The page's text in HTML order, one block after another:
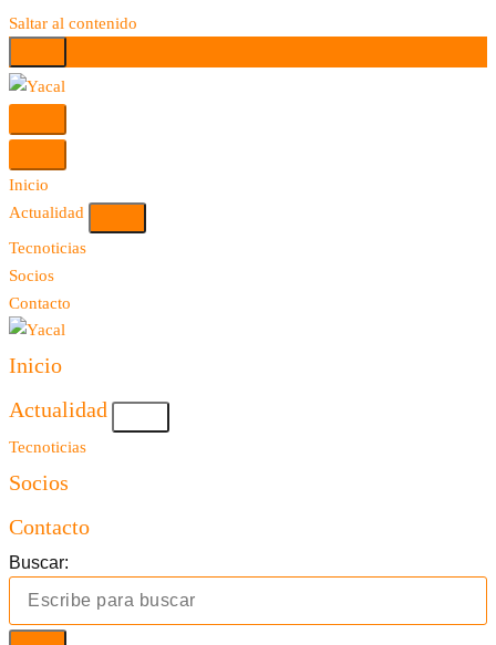
Saltar al contenido
Inicio
Actualidad
Tecnoticias
Socios
Contacto
Yacal micro hosting
Inicio
Actualidad
Tecnoticias
Socios
Contacto
Buscar: